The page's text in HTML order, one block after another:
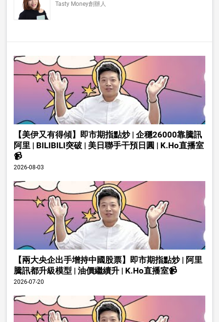
Tasty Money創辦人
【美伊又有得傾】即市期指點炒 | 企穩26000靠騰訊
阿里 | BILIBILI突破 | 美日聯手干預日圓 | K.Ho直播室
📹
2026-08-03
【兩大央企出手增持中國股票】即市期指點炒 | 阿里
騰訊都升級模型 | 油價繼續升 | K.Ho直播室📹
2026-07-20